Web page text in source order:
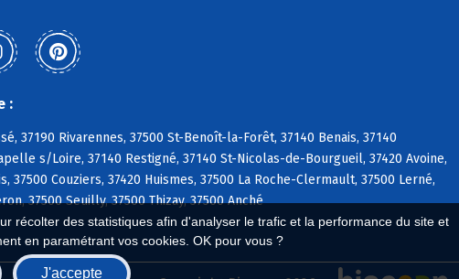
récolter des statistiques afin d'analyser le trafic et la performance du site et
en paramétrant vos cookies. OK pour vous ?
J'accepte
:
37190 Rivarennes, 37500 St-Benoît-la-Forêt, 37140 Benais, 37140
s/Loire, 37140 Restigné, 37140 St-Nicolas-de-Bourgueil, 37420 Avoine,
37500 Couziers, 37420 Huismes, 37500 La Roche-Clermault, 37500 Lerné,
37500 Seuilly, 37500 Thizay, 37500 Anché